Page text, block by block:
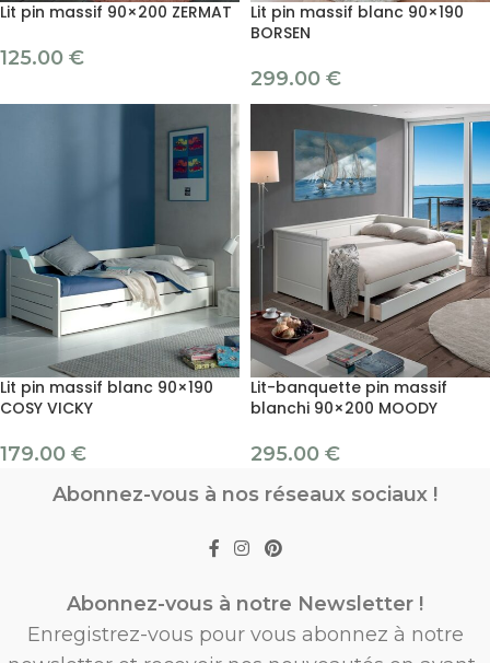
Lit pin massif 90×200 ZERMAT
125.00 €
Lit pin massif blanc 90×190
BORSEN
299.00 €
Lit pin massif blanc 90×190
COSY VICKY
179.00 €
Lit-banquette pin massif
blanchi 90×200 MOODY
295.00 €
Abonnez-vous à nos réseaux sociaux !
Abonnez-vous à notre Newsletter !
Enregistrez-vous pour vous abonnez à notre